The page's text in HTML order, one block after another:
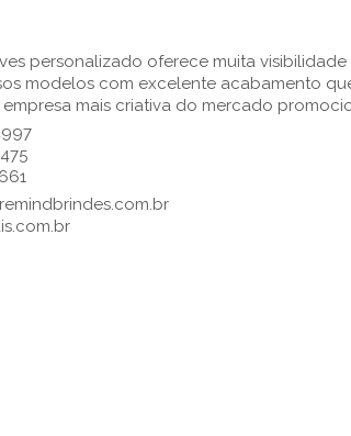
personalizado oferece muita
modelos com excelente acabamento
empresa mais criativa do mercado